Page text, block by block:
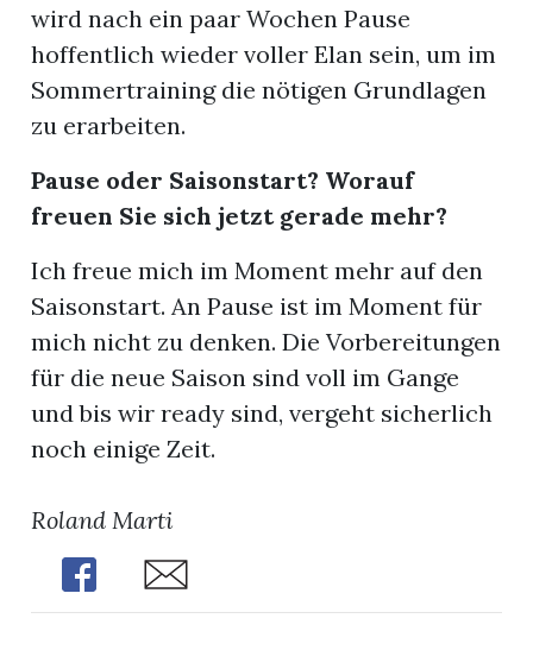
wird nach ein paar Wochen Pause
hoffentlich wieder voller Elan sein, um im
Sommertraining die nötigen Grundlagen
zu erarbeiten.
Pause oder Saisonstart? Worauf
freuen Sie sich jetzt gerade mehr?
Ich freue mich im Moment mehr auf den
Saisonstart. An Pause ist im Moment für
mich nicht zu denken. Die Vorbereitungen
für die neue Saison sind voll im Gange
und bis wir ready sind, vergeht sicherlich
noch einige Zeit.
Roland Marti
Share
Share